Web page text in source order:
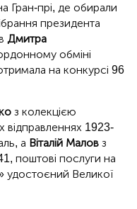
Гран-прі, де обирали
президента
Дмитра
обміні
на конкурсі 96
з колекцією
відправленнях 1923-
а Віталій Малов з
поштові послуги на
удостоєний Великої